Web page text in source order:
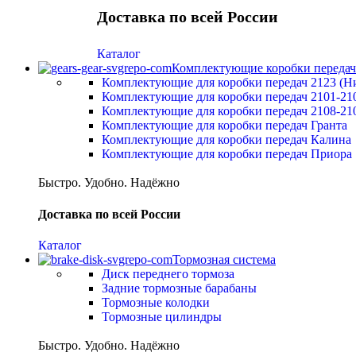
Доставка по всей России
Каталог
Комплектующие коробки передач
Комплектующие для коробки передач 2123
Комплектующие для коробки передач 2101-
Комплектующие для коробки передач 2108-
Комплектующие для коробки передач Гранта
Комплектующие для коробки передач Калина
Комплектующие для коробки передач Приора
Быстро. Удобно. Надёжно
Доставка по всей России
Каталог
Тормозная система
Диск переднего тормоза
Задние тормозные барабаны
Тормозные колодки
Тормозные цилиндры
Быстро. Удобно. Надёжно